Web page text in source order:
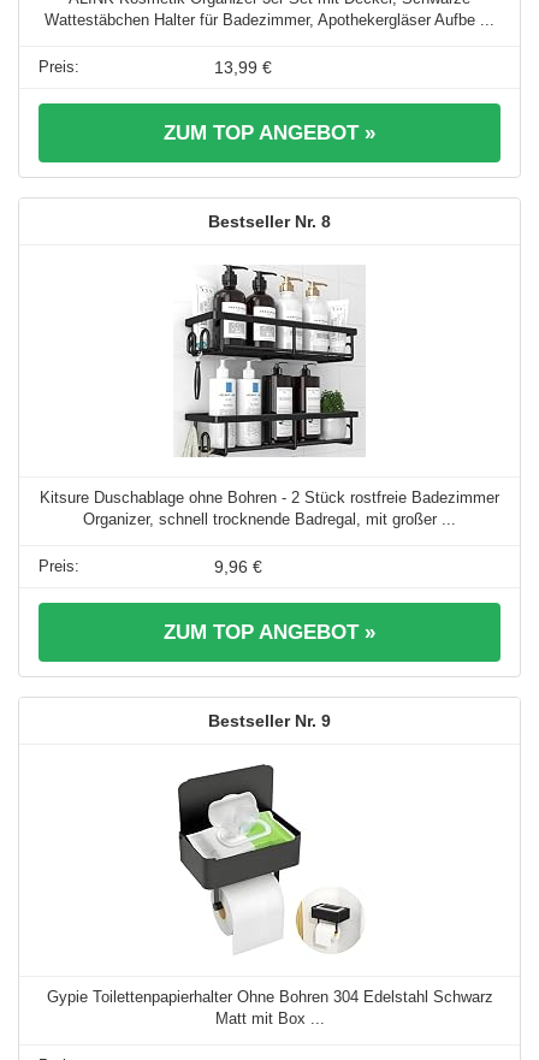
Wattestäbchen Halter für Badezimmer, Apothekergläser Aufbe ...
13,99 €
ZUM TOP ANGEBOT »
8
Kitsure Duschablage ohne Bohren - 2 Stück rostfreie Badezimmer
Organizer, schnell trocknende Badregal, mit großer ...
9,96 €
ZUM TOP ANGEBOT »
9
Gypie Toilettenpapierhalter Ohne Bohren 304 Edelstahl Schwarz
Matt mit Box ...